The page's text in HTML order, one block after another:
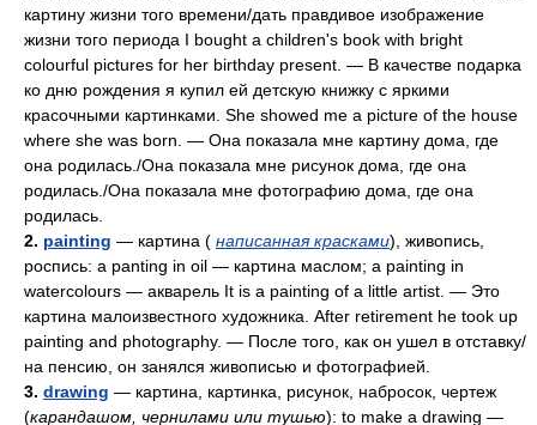
картину жизни того времени/дать правдивое изображение
жизни того периода I bought a children's book with bright
colourful pictures for her birthday present. — В качестве подарка
ко дню рождения я купил ей детскую книжку с яркими
красочными картинками. She showed me a picture of the house
where she was born. — Она показала мне картину дома, где
она родилась./Она показала мне рисунок дома, где она
родилась./Она показала мне фотографию дома, где она
родилась.
2. painting — картина ( написанная красками), живопись,
роспись: a panting in oil — картина маслом; a painting in
watercolours — акварель It is a painting of a little artist. — Это
картина малоизвестного художника. After retirement he took up
painting and photography. — После того, как он ушел в отставку/
на пенсию, он занялся живописью и фотографией.
3. drawing — картина, картинка, рисунок, набросок, чертеж
(карандашом, чернилами или тушью): to make a drawing —